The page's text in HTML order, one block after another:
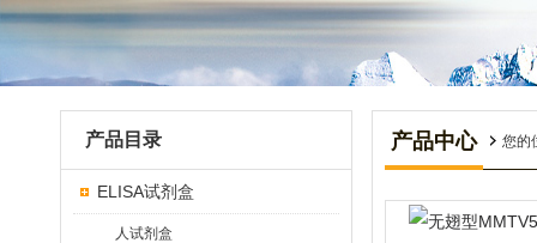
产品目录
ELISA试剂盒
人试剂盒
产品中心 您的